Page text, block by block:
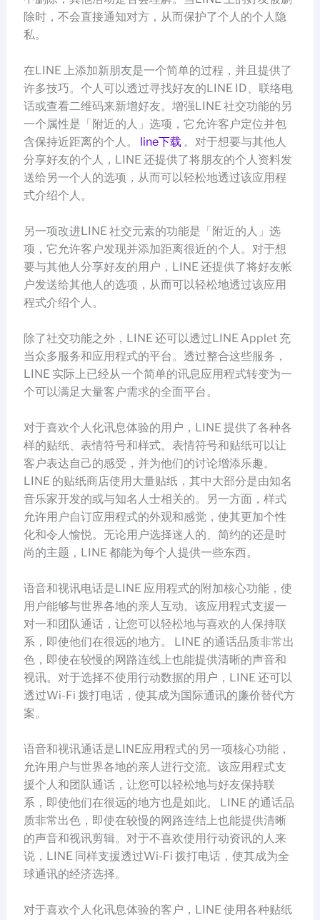
除时，不会直接通知对方，从而保护了个人的个人隐
私。
在LINE 上添加新朋友是一个简单的过程，并且提供了
许多技巧。个人可以透过寻找好友的LINE ID、联络电
话或查看二维码来新增好友。增强LINE 社交功能的另
一个属性是「附近的人」选项，它允许客户定位并包
含保持近距离的个人。 line下载。对于想要与其他人
分享好友的个人，LINE 还提供了将朋友的个人资料发
送给另一个人的选项，从而可以轻松地透过该应用程
式介绍个人。
另一项改进LINE 社交元素的功能是「附近的人」选
项，它允许客户发现并添加距离很近的个人。对于想
要与其他人分享好友的用户，LINE 还提供了将好友帐
户发送给其他人的选项，从而可以轻松地透过该应用
程式介绍个人。
除了社交功能之外，LINE 还可以透过LINE Applet 充
当众多服务和应用程式的平台。透过整合这些服务，
LINE 实际上已经从一个简单的讯息应用程式转变为一
个可以满足大量客户需求的全面平台。
对于喜欢个人化讯息体验的用户，LINE 提供了各种各
样的贴纸、表情符号和样式。表情符号和贴纸可以让
客户表达自己的感受，并为他们的讨论增添乐趣。
LINE 的贴纸商店使用大量贴纸，其中大部分是由知名
音乐家开发的或与知名人士相关的。另一方面，样式
允许用户自订应用程式的外观和感觉，使其更加个性
化和令人愉悦。无论用户选择迷人的、简约的还是时
尚的主题，LINE 都能为每个人提供一些东西。
语音和视讯电话是LINE 应用程式的附加核心功能，使
用户能够与世界各地的亲人互动。该应用程式支援一
对一和团队通话，让您可以轻松地与喜欢的人保持联
系，即使他们在很远的地方。 LINE 的通话品质非常出
色，即使在较慢的网路连线上也能提供清晰的声音和
视讯。对于选择不使用行动数据的用户，LINE 还可以
透过Wi-Fi 拨打电话，使其成为国际通讯的廉价替代方
案。
语音和视讯通话是LINE应用程式的另一项核心功能，
允许用户与世界各地的亲人进行交流。该应用程式支
援个人和团队通话，让您可以轻松地与好友保持联
系，即使他们在很远的地方也是如此。 LINE 的通话品
质非常出色，即使在较慢的网路连结上也能提供清晰
的声音和视讯剪辑。对于不喜欢使用行动资讯的人来
说，LINE 同样支援透过Wi-Fi 拨打电话，使其成为全
球通讯的经济选择。
对于喜欢个人化讯息体验的客户，LINE 使用各种贴纸